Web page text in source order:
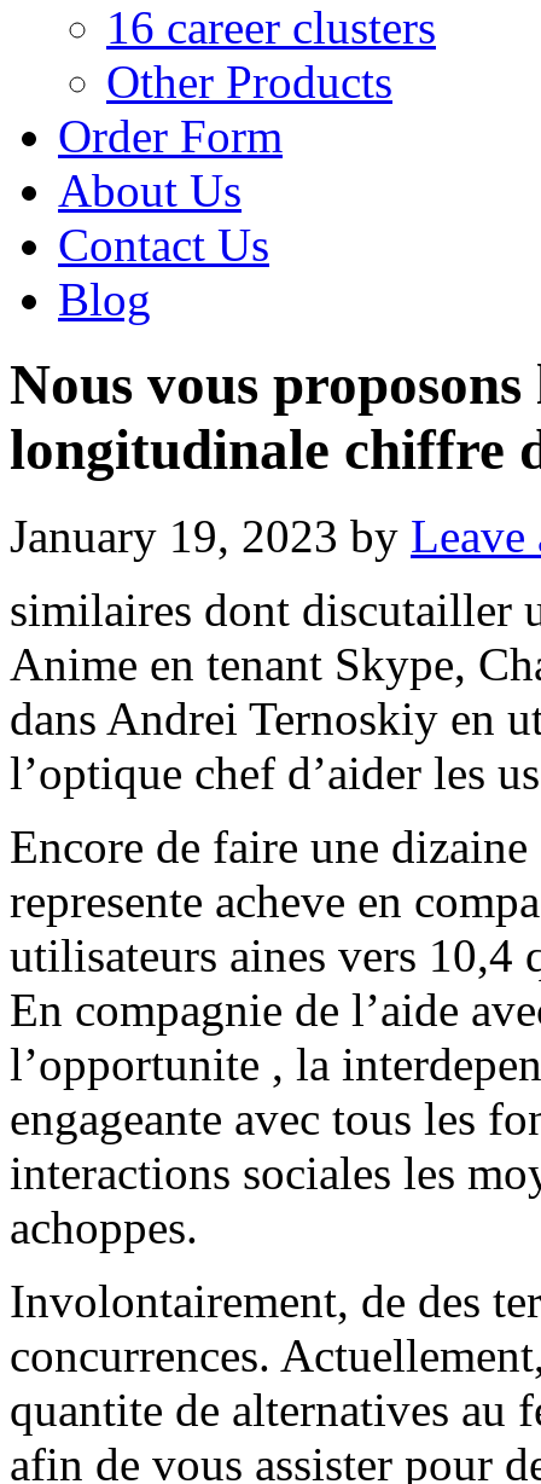
16 career clusters
Other Products
Order Form
About Us
Contact Us
Blog
Nous vous
longitudinale chiffre
January 19, 2023 by Leave
similaires dont discutailler
Anime en tenant Skype,
dans Andrei Ternoskiy en
l’optique chef d’aider les
Encore de faire une
represente acheve en
utilisateurs aines vers 10,4
En compagnie de l’aide
l’opportunite , la
engageante avec tous les
interactions sociales les
achoppes.
Involontairement, de des
concurrences.
quantite de alternatives au
afin de vous assister pour